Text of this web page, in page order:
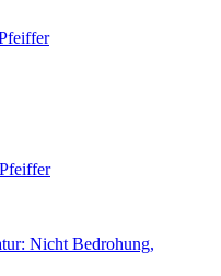
Nicht Bedrohung,